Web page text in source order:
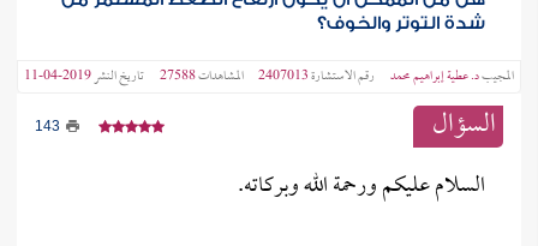
شدة التوتر والخوف؟
المجيبد. عطية إبراهيم محمد رقم الاستشارة2407013 المشاهدات27588 تاريخ النشر2019-04-11
السؤال 143
السلام عليكم ورحمة الله وبركاته.